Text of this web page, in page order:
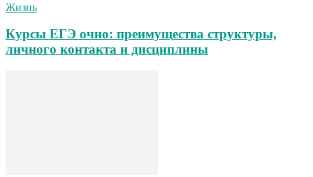
Жизнь
Курсы ЕГЭ очно: преимущества структуры,
личного контакта и дисциплины